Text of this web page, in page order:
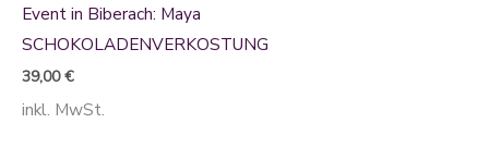
Event in Biberach: Maya
SCHOKOLADENVERKOSTUNG
39,00€
inkl. MwSt.